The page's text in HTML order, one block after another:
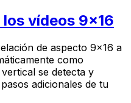
vídeos 9x16
de aspecto 9x16 a
como
se detecta y
adicionales de tu